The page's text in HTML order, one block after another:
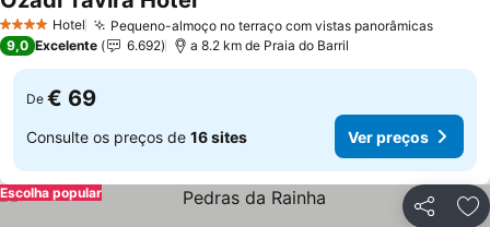
4 EstrelasHotel Pequeno-almoço no terraço com vistas panorâmicas
9,0 Excelente 6.692 a 8.2 km de Praia do Barril
De € 69
Consulte os preços de 16 sites Ver preços
Partilhar
Escolha popular